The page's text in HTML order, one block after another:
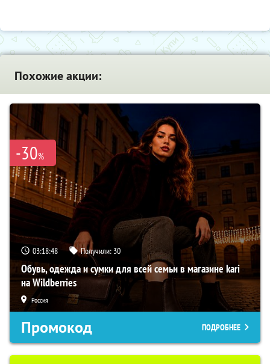
Похожие акции:
-30%
03:18:47 Получили: 30
Обувь, одежда и сумки для всей семьи в магазине kari
на Wildberries
Россия
Промокод ПОДРОБНЕЕ